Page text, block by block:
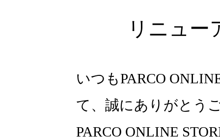
リニュー
いつもPARCO
て、誠にありがとう
PARCO ONLINE